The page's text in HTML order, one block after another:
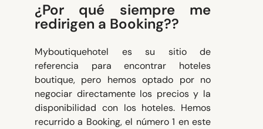
¿Por qué siempre me
redirigen a Booking??
Myboutiquehotel es su sitio de
referencia para encontrar hoteles
boutique, pero hemos optado por no
negociar directamente los precios y la
disponibilidad con los hoteles. Hemos
recurrido a Booking, el número 1 en este